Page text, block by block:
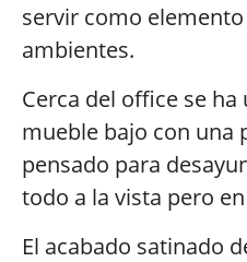
servir como
ambientes.
Cerca del office se
mueble bajo con una
pensado para
todo a la vista pero
El acabado satinado